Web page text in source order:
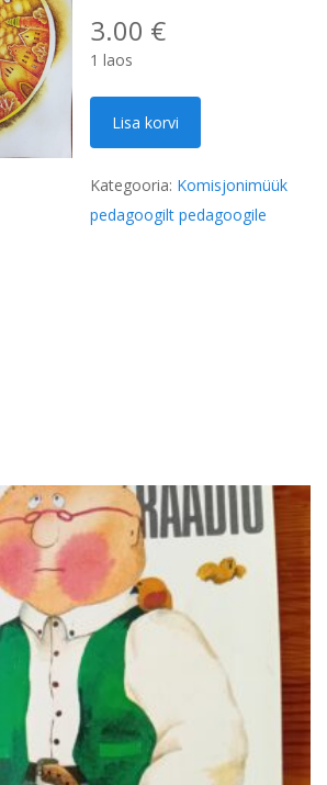
3.00 €
1 laos
tubakatoosis"
Odojevski
kogus
Lisa korvi
Kategooria: Komisjonimüük
pedagoogilt pedagoogile